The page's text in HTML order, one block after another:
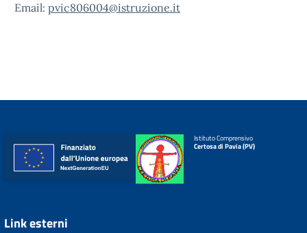
Email: pvic806004@istruzione.it
Istituto Comprensivo
Certosa di Pavia (PV)
Link esterni